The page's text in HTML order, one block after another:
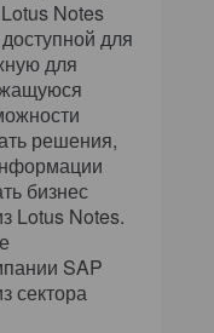
Notes
для
для
решения,
бизнес
Lotus Notes.
SAP
сектора